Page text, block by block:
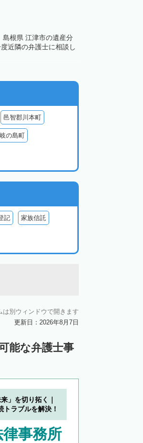
島根県 江津市の遺産分
近隣の弁護士に相談し
邑智郡川本町
の島町
記 家族信託
別ウィンドウで開きます
更新日：2026年8月7日
能な弁護士事
」を切り拓く｜
ラブルを解決！
事務所